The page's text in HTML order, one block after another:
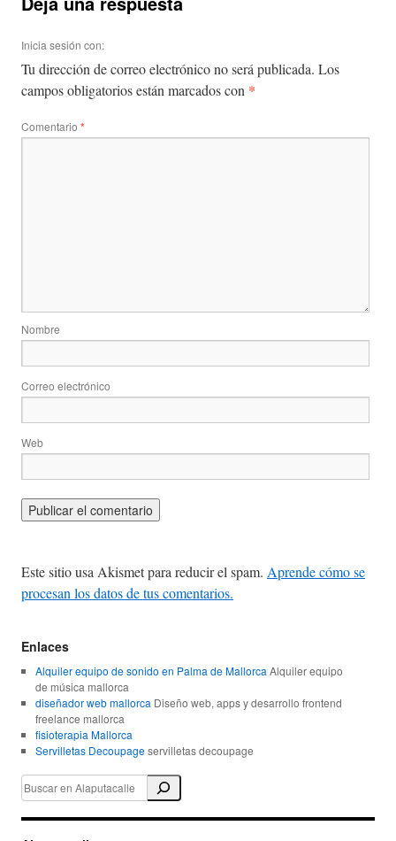
Inicia sesión con:
Tu dirección de correo electrónico no será publicada. Los
campos obligatorios están marcados con *
Comentario *
Nombre
Correo electrónico
Web
Este sitio usa Akismet para reducir el spam. Aprende cómo se
procesan los datos de tus comentarios.
Enlaces
Alquiler equipo de sonido en Palma de Mallorca Alquiler equipo
de música mallorca
diseñador web mallorca Diseño web, apps y desarrollo frontend
freelance mallorca
fisioterapia Mallorca
Servilletas Decoupageservilletas decoupage